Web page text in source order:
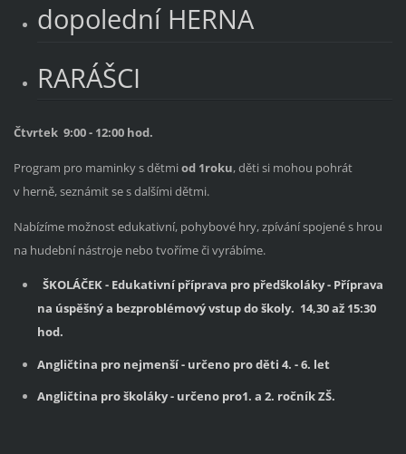
dopolední HERNA
RARÁŠCI
Čtvrtek 9:00 - 12:00 hod.
Program pro maminky s dětmi od 1roku, děti si mohou pohrát
v herně, seznámit se s dalšími dětmi.
Nabízíme možnost edukativní, pohybové hry, zpívání spojené s hrou
na hudební nástroje nebo tvoříme či vyrábíme.
ŠKOLÁČEK- Edukativní příprava pro předškoláky - Příprava
na úspěšný a bezproblémový vstup do školy. 14,30 až 15:30
hod.
Angličtina pro nejmenší - určeno pro děti 4. - 6. let
Angličtina pro školáky - určeno pro1. a 2. ročník ZŠ.